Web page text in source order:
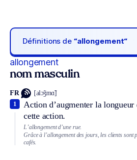
Définitions de “allongement“
allongement
nom masculin
FR [alɔ̃ʒmɑ̃]
Action d’augmenter la
cette action.
1
L’allongement d’une rue.
Grâce à l’allongement des jours, les clients sont
cafés.